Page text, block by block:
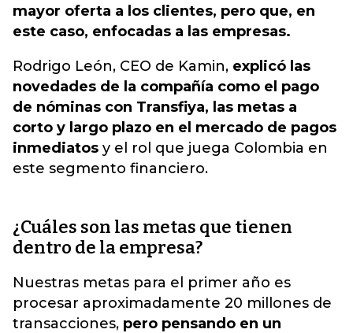
mayor oferta a los clientes, pero que, en
este caso, enfocadas a las empresas.
Rodrigo León, CEO de Kamin, explicó las
novedades de la compañía como el pago
de nóminas con Transfiya, las metas a
corto y largo plazo en el mercado de pagos
inmediatos y el rol que juega Colombia en
este segmento financiero.
¿Cuáles son las metas que tienen
dentro de la empresa?
Nuestras metas para el primer año es
procesar aproximadamente 20 millones de
transacciones, pero pensando en un